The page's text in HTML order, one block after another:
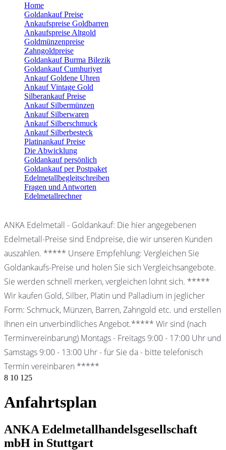
Home
Goldankauf Preise
Ankaufspreise Goldbarren
Ankaufspreise Altgold
Goldmünzenpreise
Zahngoldpreise
Goldankauf Burma Bilezik
Goldankauf Cumhuriyet
Ankauf Goldene Uhren
Ankauf Vintage Gold
Silberankauf Preise
Ankauf Silbermünzen
Ankauf Silberwaren
Ankauf Silberschmuck
Ankauf Silberbesteck
Platinankauf Preise
Die Abwicklung
Goldankauf persönlich
Goldankauf per Postpaket
Edelmetallbegleitschreiben
Fragen und Antworten
Edelmetallrechner
ANKA Edelmetall - Goldankauf: Die hier angegebenen
Edelmetall-Preise sind Endpreise, die wir unseren Kunden
auszahlen. ***** Unsere Empfehlung: Vergleichen Sie
Goldankaufs-Preise und holen Sie sich Vergleichsangebote.
Sie werden schnell merken, vergleichen lohnt sich. *****
Wir kaufen Gold, Silber, Platin und Palladium in jeglicher
Form: Schmuck, Münzen, Barren, Zahngold etc. und erstellen
Ihnen ein unverbindliches Angebot.***** Wir sind (nach
Terminvereinbarung) Montags - Freitags 9:00 - 17:00 Uhr und
Samstags 9:00 - 13:00 Uhr - für Sie da - bitte telefonisch
Termin vereinbaren *****
8 10 125
Anfahrtsplan
ANKA Edelmetallhandelsgesellschaft
mbH in Stuttgart